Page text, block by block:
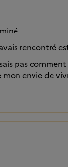
rencontré
pas
mon envie de